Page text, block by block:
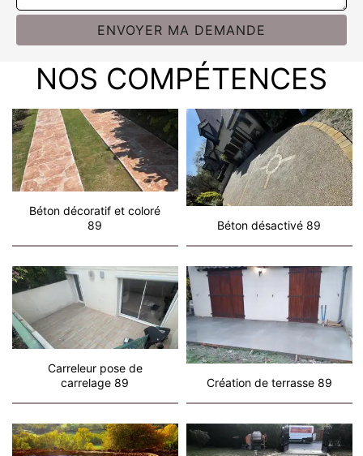
NOS COMPÉTENCES
Béton décoratif et coloré
89
Béton désactivé 89
Carreleur pose de
carrelage 89
Création de terrasse 89